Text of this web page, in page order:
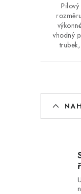
vhodný
O
v